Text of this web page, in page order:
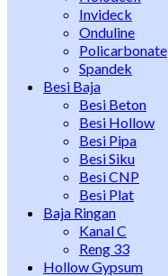
Invideck
Onduline
Policarbonate
Spandek
Besi Baja
Besi Beton
Besi Hollow
Besi Pipa
Besi Siku
Besi CNP
Besi Plat
Baja Ringan
Kanal C
Reng 33
Hollow Gypsum